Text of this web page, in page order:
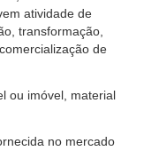
atividade de
transformação,
de
ou imóvel, material
no mercado